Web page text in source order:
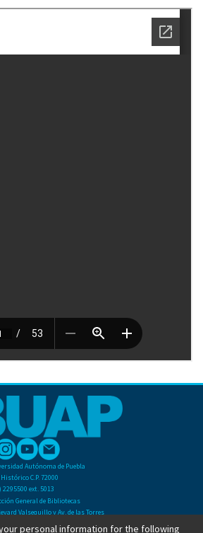
Autónoma de Puebla
C.P. 72000
2295500 ext. 5013
General de Bibliotecas
Valsequillo y Av. de las Torres
Universitaria. Col. San Manuel
personal information for the following